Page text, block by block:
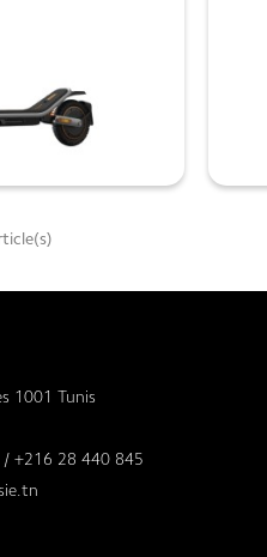
1001 Tunis
+216 28 440 845